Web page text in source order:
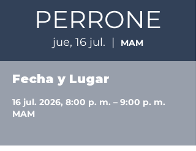
PERRONE
jue, 16 jul.
  |
MAM
Fecha y Lugar
16 jul. 2026, 8:00 p. m. – 9:00 p. m.
MAM